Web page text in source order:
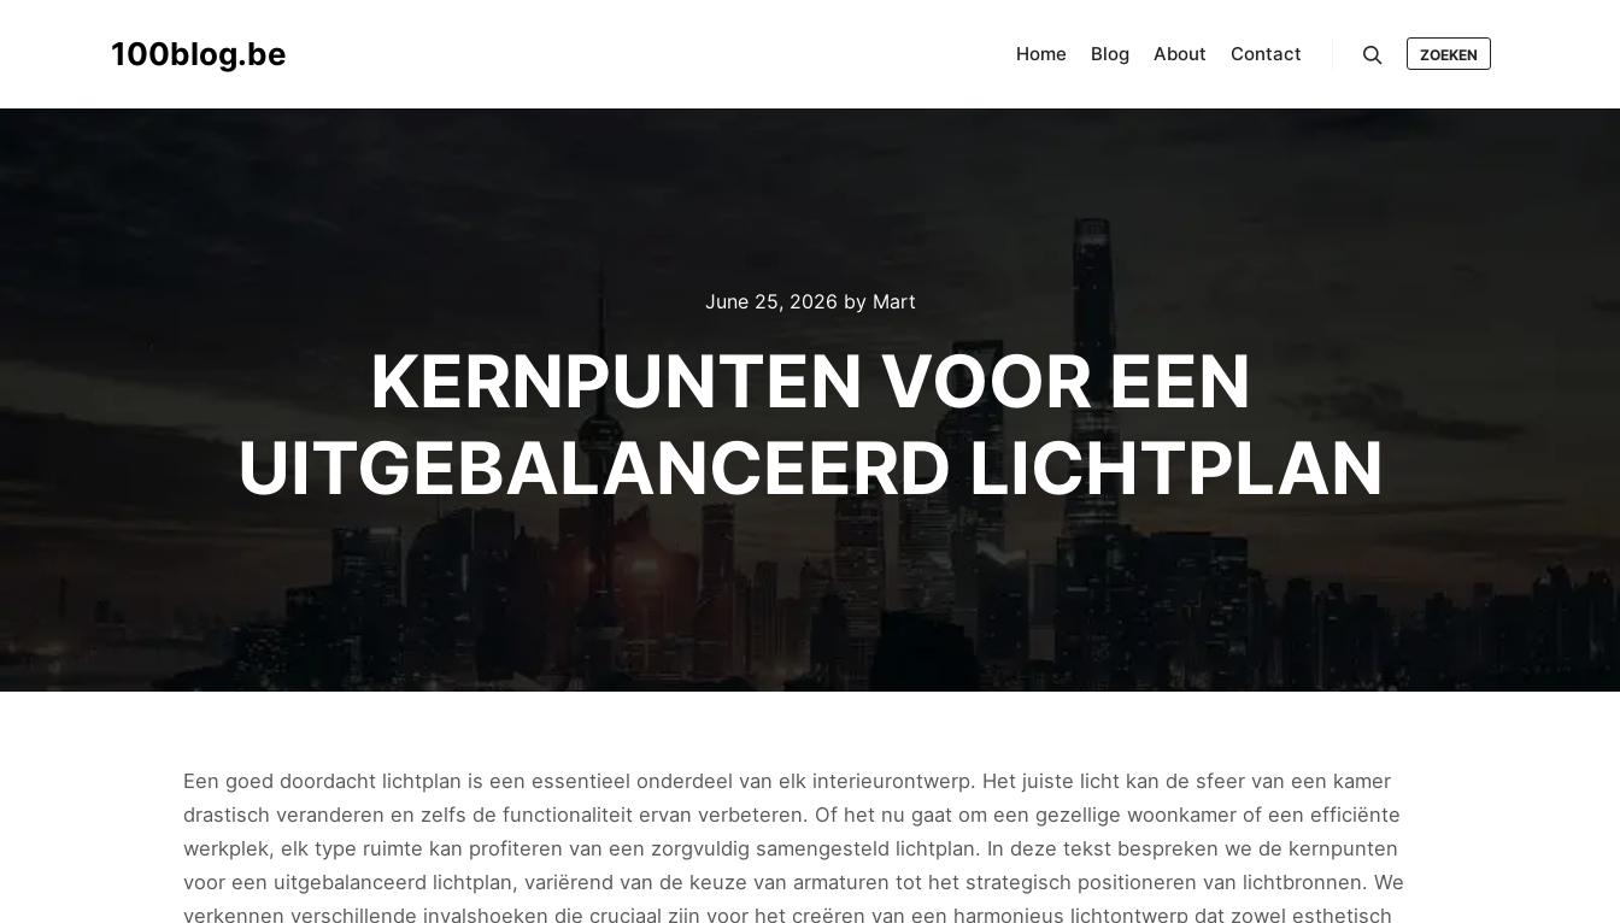
100blog.be Home Blog About Contact ZOEKEN
June 25, 2026 by Mart
KERNPUNTEN VOOR EEN
UITGEBALANCEERD LICHTPLAN
Een goed doordacht lichtplan is een essentieel onderdeel van elk interieurontwerp. Het juiste licht kan de sfeer van een kamer
drastisch veranderen en zelfs de functionaliteit ervan verbeteren. Of het nu gaat om een gezellige woonkamer of een efficiënte
werkplek, elk type ruimte kan profiteren van een zorgvuldig samengesteld lichtplan. In deze tekst bespreken we de kernpunten
voor een uitgebalanceerd lichtplan, variërend van de keuze van armaturen tot het strategisch positioneren van lichtbronnen. We
verkennen verschillende invalshoeken die cruciaal zijn voor het creëren van een harmonieus lichtontwerp dat zowel esthetisch